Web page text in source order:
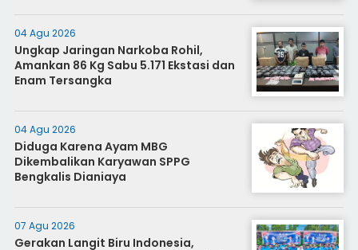
04 Agu 2026
Ungkap Jaringan Narkoba Rohil,
Amankan 86 Kg Sabu 5.171 Ekstasi dan
Enam Tersangka
04 Agu 2026
Diduga Karena Ayam MBG
Dikembalikan Karyawan SPPG
Bengkalis Dianiaya
07 Agu 2026
Gerakan Langit Biru Indonesia,